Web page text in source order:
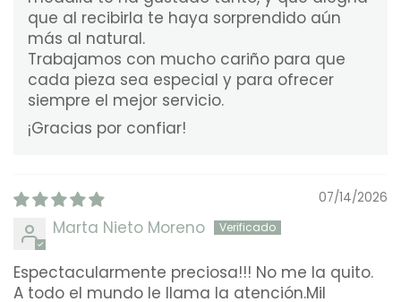
que al recibirla te haya sorprendido aún
más al natural.
Trabajamos con mucho cariño para que
cada pieza sea especial y para ofrecer
siempre el mejor servicio.
¡Gracias por confiar!
07/14/2026
Marta Nieto Moreno
Espectacularmente preciosa!!! No me la quito.
A todo el mundo le llama la atención.Mil